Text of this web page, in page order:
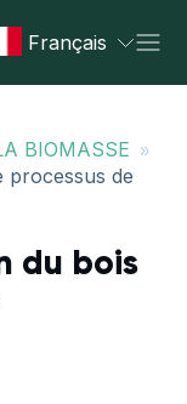
Français
BIOMASSE »
processus de
du bois